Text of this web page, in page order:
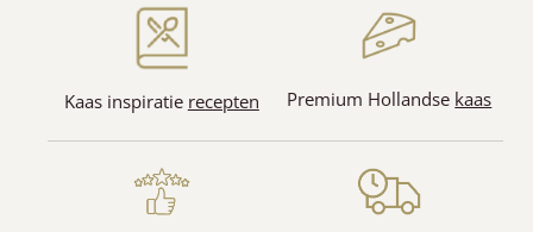
Kaas inspiratie recepten Premium Hollandse kaas